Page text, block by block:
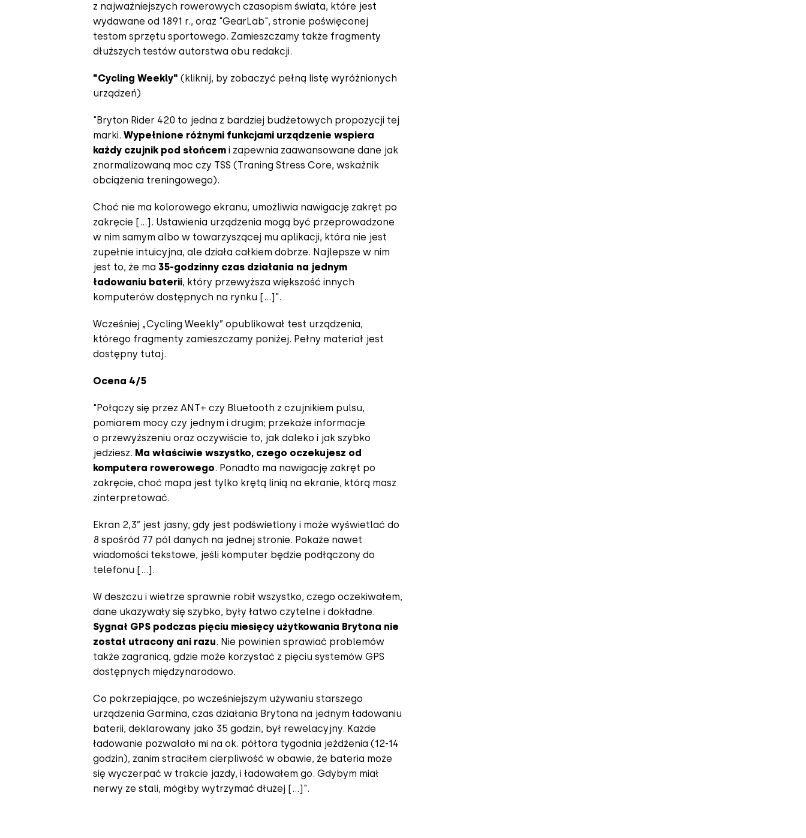
z najważniejszych rowerowych czasopism świata, które jest
wydawane od 1891 r., oraz "GearLab", stronie poświęconej
testom sprzętu sportowego. Zamieszczamy także fragmenty
dłuższych testów autorstwa obu redakcji.
"Cycling Weekly" (kliknij, by zobaczyć pełną listę wyróżnionych
urządzeń)
"Bryton Rider 420 to jedna z bardziej budżetowych propozycji tej
marki. Wypełnione różnymi funkcjami urządzenie wspiera
każdy czujnik pod słońcem i zapewnia zaawansowane dane jak
znormalizowaną moc czy TSS (Traning Stress Core, wskaźnik
obciążenia treningowego).
Choć nie ma kolorowego ekranu, umożliwia nawigację zakręt po
zakręcie […]. Ustawienia urządzenia mogą być przeprowadzone
w nim samym albo w towarzyszącej mu aplikacji, która nie jest
zupełnie intuicyjna, ale działa całkiem dobrze. Najlepsze w nim
jest to, że ma 35-godzinny czas działania na jednym
ładowaniu baterii, który przewyższa większość innych
komputerów dostępnych na rynku […]".
Wcześniej „Cycling Weekly” opublikował test urządzenia,
którego fragmenty zamieszczamy poniżej. Pełny materiał jest
dostępny tutaj.
Ocena 4/5
"Połączy się przez ANT+ czy Bluetooth z czujnikiem pulsu,
pomiarem mocy czy jednym i drugim; przekaże informacje
o przewyższeniu oraz oczywiście to, jak daleko i jak szybko
jedziesz. Ma właściwie wszystko, czego oczekujesz od
komputera rowerowego. Ponadto ma nawigację zakręt po
zakręcie, choć mapa jest tylko krętą linią na ekranie, którą masz
zinterpretować.
Ekran 2,3” jest jasny, gdy jest podświetlony i może wyświetlać do
8 spośród 77 pól danych na jednej stronie. Pokaże nawet
wiadomości tekstowe, jeśli komputer będzie podłączony do
telefonu [...].
W deszczu i wietrze sprawnie robił wszystko, czego oczekiwałem,
dane ukazywały się szybko, były łatwo czytelne i dokładne.
Sygnał GPS podczas pięciu miesięcy użytkowania Brytona nie
został utracony ani razu. Nie powinien sprawiać problemów
także zagranicą, gdzie może korzystać z pięciu systemów GPS
dostępnych międzynarodowo.
Co pokrzepiające, po wcześniejszym używaniu starszego
urządzenia Garmina, czas działania Brytona na jednym ładowaniu
baterii, deklarowany jako 35 godzin, był rewelacyjny. Każde
ładowanie pozwalało mi na ok. półtora tygodnia jeżdżenia (12-14
godzin), zanim straciłem cierpliwość w obawie, że bateria może
się wyczerpać w trakcie jazdy, i ładowałem go. Gdybym miał
nerwy ze stali, mógłby wytrzymać dłużej […]".